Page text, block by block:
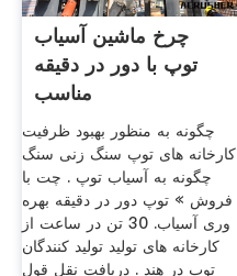
چرخ ماشین آسیاب
توپ با دور در دقیقه
مناسب
چگونه به منظور بهبود ظرفیت
کارخانه های توپ سنگ زنی سنگ
چگونه به آسیاب توپ . چت با
فروش » توپ دور در دقیقه بهره
وری آسیاب. 30 تن در ساعت از
کارخانه های تولید تولید کنندگان
توپ در هند . دریافت نقل قول